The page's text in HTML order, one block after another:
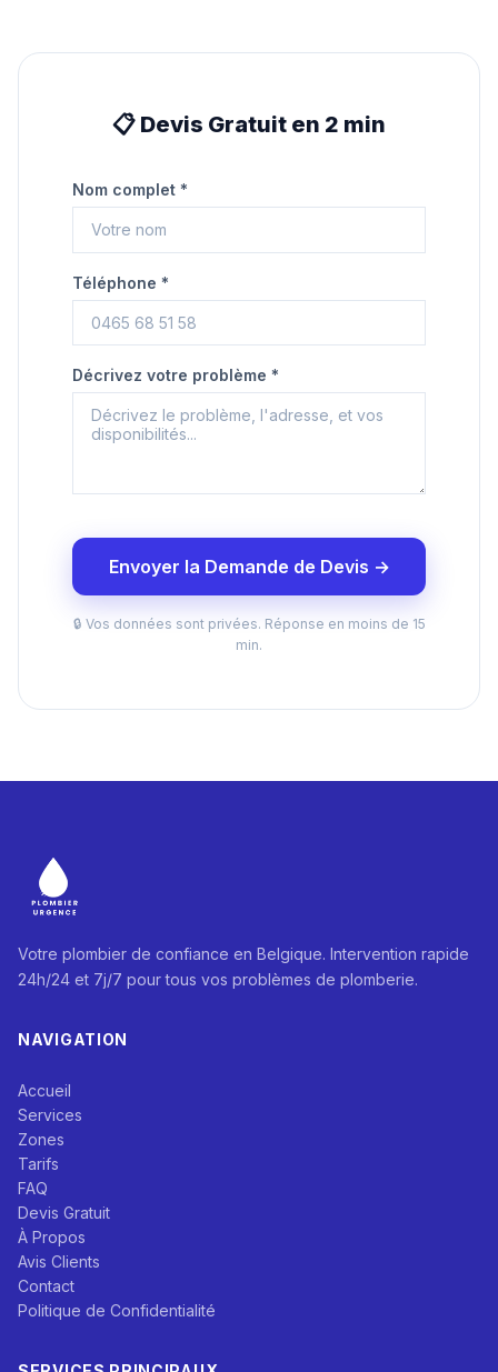
📋 Devis Gratuit en 2 min
Nom complet *
Téléphone *
Décrivez votre problème *
Envoyer la Demande de Devis →
🔒 Vos données sont privées. Réponse en moins de 15
min.
Votre plombier de confiance en Belgique. Intervention rapide
24h/24 et 7j/7 pour tous vos problèmes de plomberie.
NAVIGATION
Accueil
Services
Zones
Tarifs
FAQ
Devis Gratuit
À Propos
Avis Clients
Contact
Politique de Confidentialité